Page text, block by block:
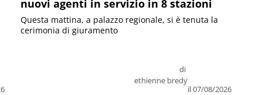
nuovi agenti in servizio in 8 stazioni
di
ethienne bredy
il 07/08/2026
Questa mattina, a palazzo regionale, si è tenuta la
cerimonia di giuramento